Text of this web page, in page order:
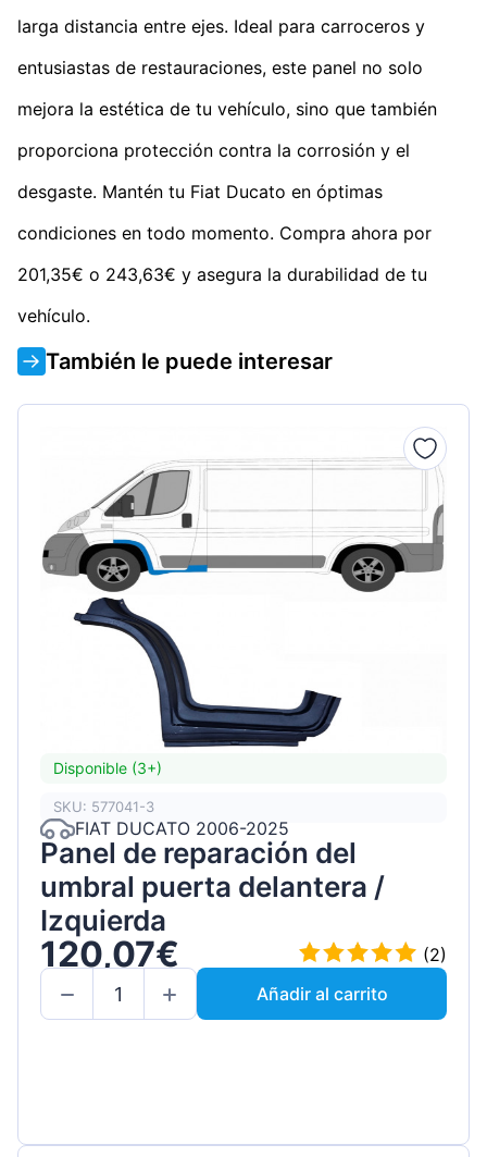
larga distancia entre ejes. Ideal para carroceros y
entusiastas de restauraciones, este panel no solo
mejora la estética de tu vehículo, sino que también
proporciona protección contra la corrosión y el
desgaste. Mantén tu Fiat Ducato en óptimas
condiciones en todo momento. Compra ahora por
201,35€ o 243,63€ y asegura la durabilidad de tu
vehículo.
También le puede interesar
Disponible (3+)
SKU: 577041-3
FIAT DUCATO 2006-2025
Panel de reparación del
umbral puerta delantera /
Izquierda
120,07€
(2)
Añadir al carrito